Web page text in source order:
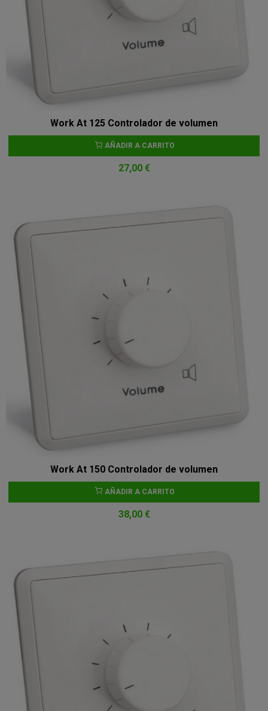
Work At 125 Controlador de volumen
AÑADIR A CARRITO
27,00 €
Work At 150 Controlador de volumen
AÑADIR A CARRITO
38,00 €